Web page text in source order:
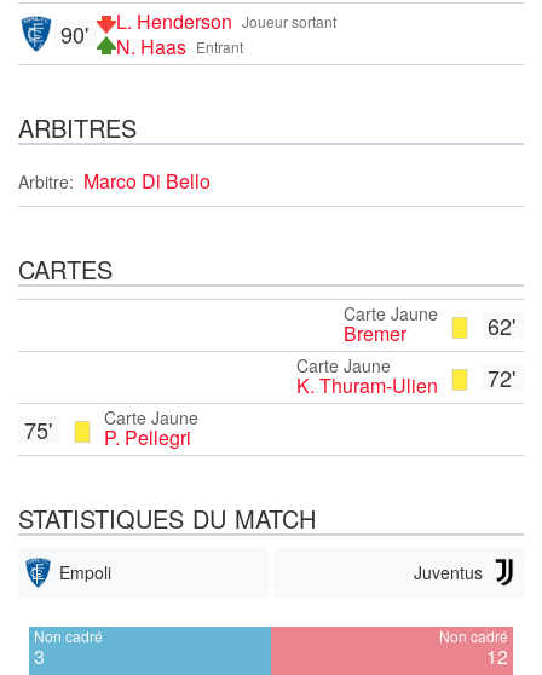
Joueur sortant
L. Henderson
Entrant
N. Haas
90'
ARBITRES
Arbitre: Marco Di Bello
CARTES
62'
Carte Jaune
Bremer
72'
Carte Jaune
K. Thuram-Ulien
Carte Jaune
P. Pellegri
75'
STATISTIQUES DU MATCH
Empoli Juventus
Non cadré
3
Non cadré
12